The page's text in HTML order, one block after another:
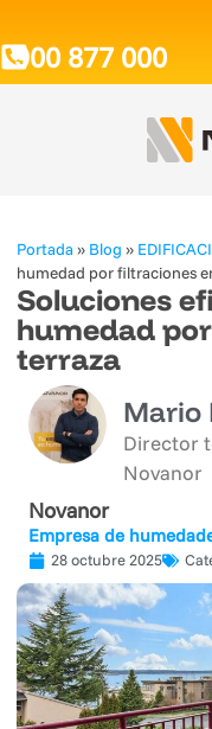
900 877 000
Portada » Blog »
humedad por filtraciones
Soluciones
humedad
terraza
Mario
Director
Novanor
Novanor
Empresa de
28 octubre 2025